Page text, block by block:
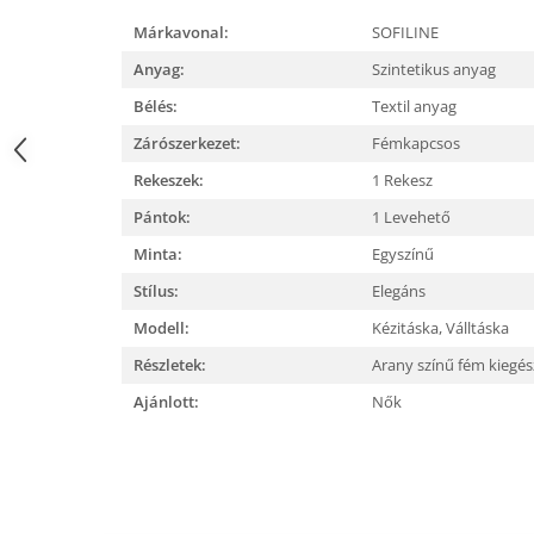
Márkavonal:
SOFILINE
Anyag:
Szintetikus anyag
Bélés:
Textil anyag
Zárószerkezet:
Fémkapcsos
Rekeszek:
1 Rekesz
Pántok:
1 Levehető
Minta:
Egyszínű
Stílus:
Elegáns
Modell:
Kézitáska,Válltáska
Részletek:
Arany színű fém
Ajánlott:
Nők